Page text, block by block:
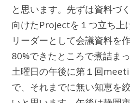
と思います。先ずは資料づ
向けたProjectを１つ立ち上
リーダーとして会議資料を
80%できたところで煮詰ま
土曜日の午後に第１回
で、それまでに無い知恵を